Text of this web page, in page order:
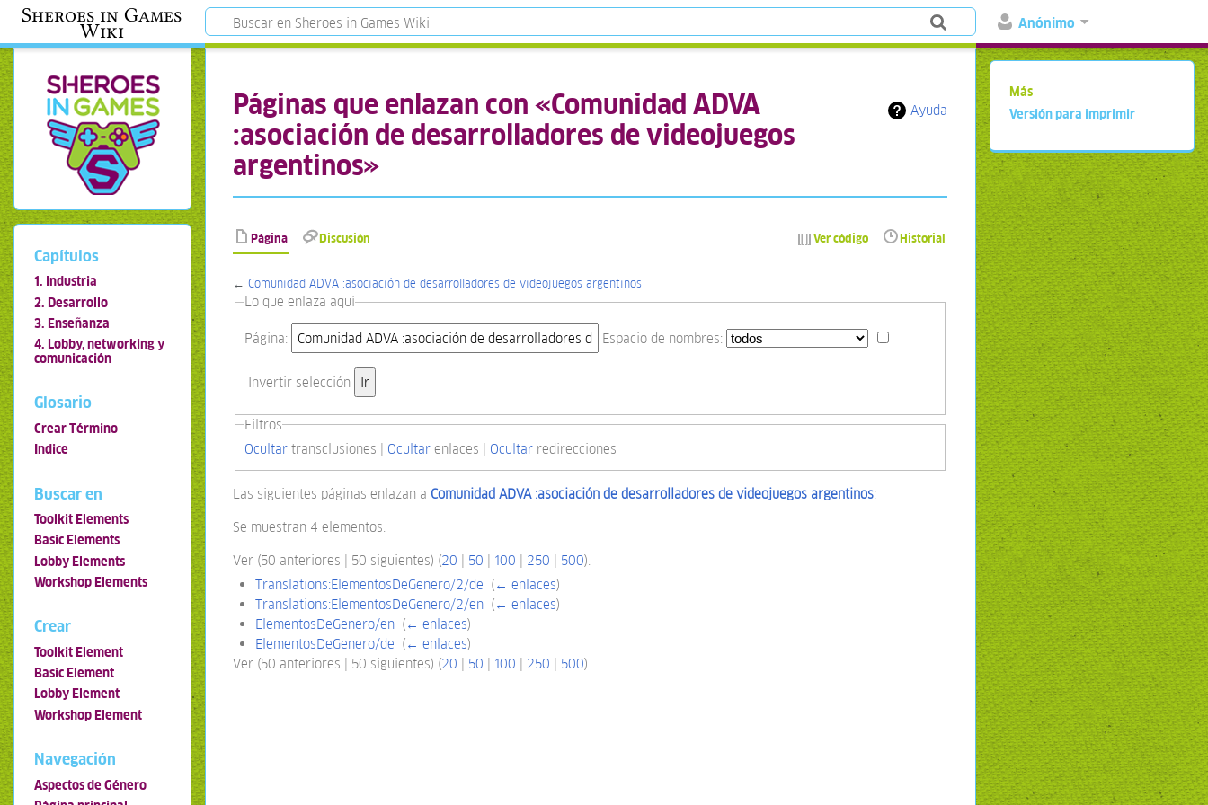
Anónimo
Sheroes in Games
Wiki
Ayuda
Páginas que enlazan con «Comunidad ADVA
:asociación de desarrolladores de videojuegos
argentinos»
Página Discusión Ver código Historial
←Comunidad ADVA :asociación de desarrolladores de videojuegos argentinos
Lo que enlaza aquí
Página: Espacio de nombres:
Invertir selección
Filtros
Ocultartransclusiones | Ocultarenlaces | Ocultarredirecciones
Las siguientes páginas enlazan a Comunidad ADVA :asociación de desarrolladores de videojuegos argentinos:
Se muestran 4 elementos.
Ver (50 anteriores | 50 siguientes) (20 | 50 | 100 | 250 | 500).
Translations:ElementosDeGenero/2/de (← enlaces)
Translations:ElementosDeGenero/2/en‎ (← enlaces)
ElementosDeGenero/en‎ (← enlaces)
ElementosDeGenero/de (← enlaces)
Ver (50 anteriores | 50 siguientes) (20 | 50 | 100 | 250 | 500).
Capítulos
1. Industria
2. Desarrollo
3. Enseñanza
4. Lobby, networking y
comunicación
Glosario
Crear Término
Indice
Buscar en
Toolkit Elements
Basic Elements
Lobby Elements
Workshop Elements
Crear
Toolkit Element
Basic Element
Lobby Element
Workshop Element
Navegación
Aspectos de Género
Más
Versión para imprimir